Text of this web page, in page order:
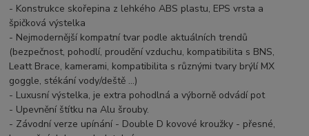
- Konstrukce skořepina z lehkého ABS plastu, EPS vrsta a
špičková výstelka
- Nejmodernější kompatní tvar podle aktuálních trendů
(bezpečnost, pohodlí, proudění vzduchu, kompatibilita s BNS,
Leatt Brace, kamerami, kompatibilita s různými tvary brýlí MX
goggle, stékání vody/deště ...)
- Luxusní výstelka, je extra pohodlná a výborně odvádí pot
- Upevnění štítku na Alu šrouby.
- Závodní verze upínání - Double D kovové kroužky - přesné,